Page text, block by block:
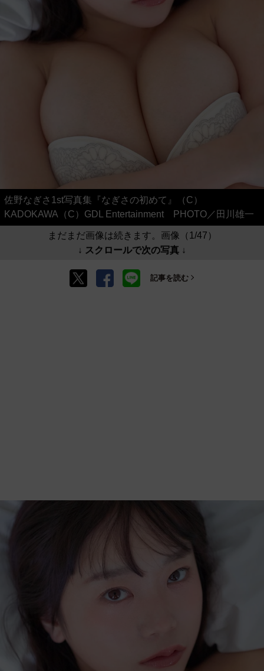
佐野なぎさ1st写真集『なぎさの初めて』（C）
KADOKAWA（C）GDL Entertainment PHOTO／田川雄一
まだまだ画像は続きます。画像（1/47）
↓ スクロールで次の写真 ↓
記事を読む